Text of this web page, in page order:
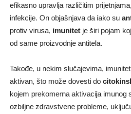
efikasno upravlja različitim
infekcije. On objašnjava da iako su
protiv virusa, imunitet je širi pojam
od same proizvodnje antitela.
Takođe, u nekim slučajevima,
aktivan, što može dovesti do
kojem prekomerna aktivacija imunog
ozbiljne zdravstvene probleme,